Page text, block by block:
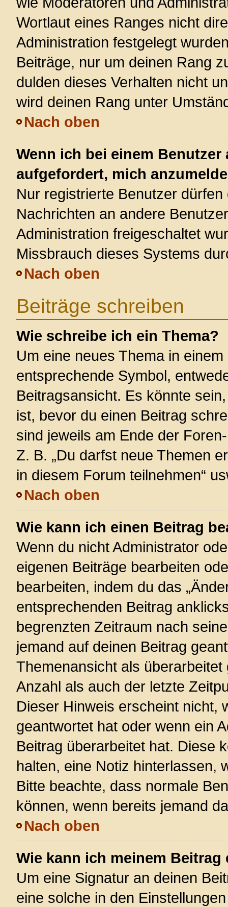
Wortlaut eines Ranges nicht
Administration festgelegt
Beiträge, nur um deinen Rang
dulden dieses Verhalten nicht
wird deinen Rang unter
Nach oben
Wenn ich bei einem
aufgefordert, mich
Nur registrierte Benutzer
Nachrichten an andere
Administration freigeschaltet
Missbrauch dieses Systems
Nach oben
Beiträge schreiben
Wie schreibe ich ein Thema?
Um eine neues Thema in
entsprechende Symbol,
Beitragsansicht. Es könnte
ist, bevor du einen Beitrag
sind jeweils am Ende der
Z. B. „Du darfst neue Themen
in diesem Forum teilnehmen“
Nach oben
Wie kann ich einen Beitrag
Wenn du nicht Administrator
eigenen Beiträge bearbeiten
bearbeiten, indem du das
entsprechenden Beitrag
begrenzten Zeitraum nach
jemand auf deinen Beitrag
Themenansicht als
Anzahl als auch der letzte
Dieser Hinweis erscheint nicht,
geantwortet hat oder wenn ein
Beitrag überarbeitet hat. Diese
halten, eine Notiz hinterlassen,
Bitte beachte, dass normale
können, wenn bereits jemand
Nach oben
Wie kann ich meinem
Um eine Signatur an deinen
eine solche in den